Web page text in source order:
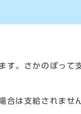
。さかのぼって
は支給されませ